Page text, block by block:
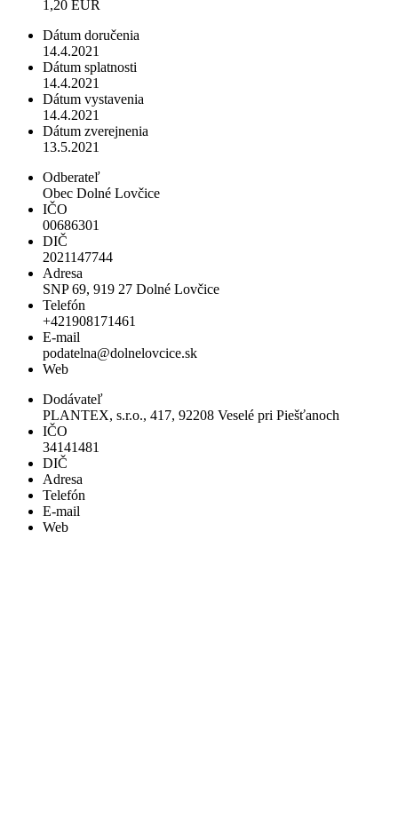
1,20 EUR
Dátum doručenia
14.4.2021
Dátum splatnosti
14.4.2021
Dátum vystavenia
14.4.2021
Dátum zverejnenia
13.5.2021
Odberateľ
Obec Dolné Lovčice
IČO
00686301
DIČ
2021147744
Adresa
SNP 69, 919 27 Dolné Lovčice
Telefón
+421908171461
E-mail
podatelna@dolnelovcice.sk
Web
Dodávateľ
PLANTEX, s.r.o., 417, 92208 Veselé pri Piešťanoch
IČO
34141481
DIČ
Adresa
Telefón
E-mail
Web